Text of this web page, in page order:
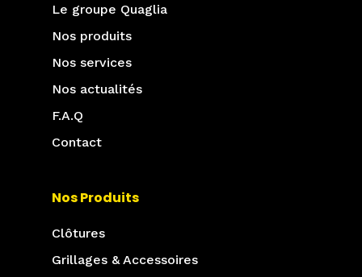
Le groupe Quaglia
Nos produits
Nos services
Nos actualités
F.A.Q
Contact
Nos Produits
Clôtures
Grillages & Accessoires